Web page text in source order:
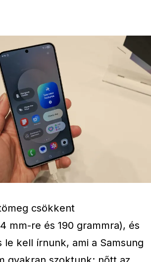
csökkent
mm-re és 190 grammra), és
le kell írnunk, ami a Samsung